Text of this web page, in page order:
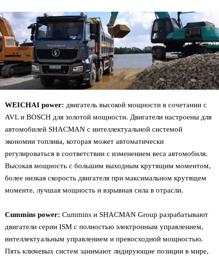
WEICHAI power: двигатель высокой мощности в сочетании с
AVL и BOSCH для золотой мощности. Двигатели настроены для
автомобилей SHACMAN с интеллектуальной системой
экономии топлива, которая может автоматически
регулироваться в соответствии с изменением веса автомобиля.
Высокая мощность с большим выходным крутящим моментом,
более низкая скорость двигателя при максимальном крутящем
моменте, лучшая мощность и взрывная сила в отрасли.
Cummins power: Cummins и SHACMAN Group разрабатывают
двигатели серии ISM с полностью электронным управлением,
интеллектуальным управлением и превосходной мощностью.
Пять ключевых систем занимают лидирующие позиции в мире,